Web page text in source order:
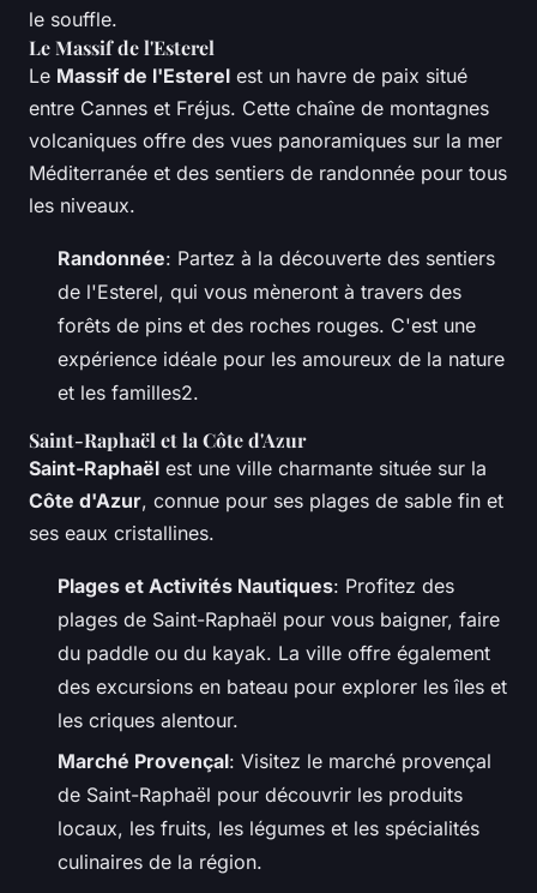
le souffle.
Le Massif de l'Esterel
Le Massif de l'Esterel est un havre de paix situé
entre Cannes et Fréjus. Cette chaîne de montagnes
volcaniques offre des vues panoramiques sur la mer
Méditerranée et des sentiers de randonnée pour tous
les niveaux.
Randonnée: Partez à la découverte des sentiers
de l'Esterel, qui vous mèneront à travers des
forêts de pins et des roches rouges. C'est une
expérience idéale pour les amoureux de la nature
et les familles2.
Saint-Raphaël et la Côte d'Azur
Saint-Raphaël est une ville charmante située sur la
Côte d'Azur, connue pour ses plages de sable fin et
ses eaux cristallines.
Plages et Activités Nautiques: Profitez des
plages de Saint-Raphaël pour vous baigner, faire
du paddle ou du kayak. La ville offre également
des excursions en bateau pour explorer les îles et
les criques alentour.
Marché Provençal: Visitez le marché provençal
de Saint-Raphaël pour découvrir les produits
locaux, les fruits, les légumes et les spécialités
culinaires de la région.